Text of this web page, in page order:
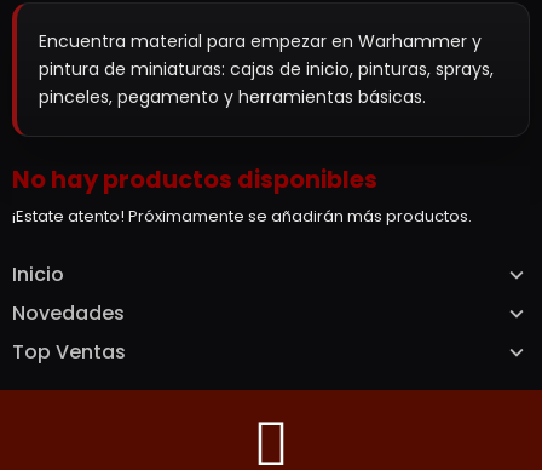
Inicio
Novedades
Top Ventas
Encuentra material para empezar en Warhammer y
pintura de miniaturas: cajas de inicio, pinturas, sprays,
pinceles, pegamento y herramientas básicas.
No hay productos disponibles
¡Estate atento! Próximamente se añadirán más productos.